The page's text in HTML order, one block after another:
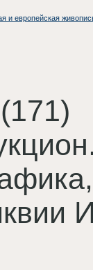
и европейская